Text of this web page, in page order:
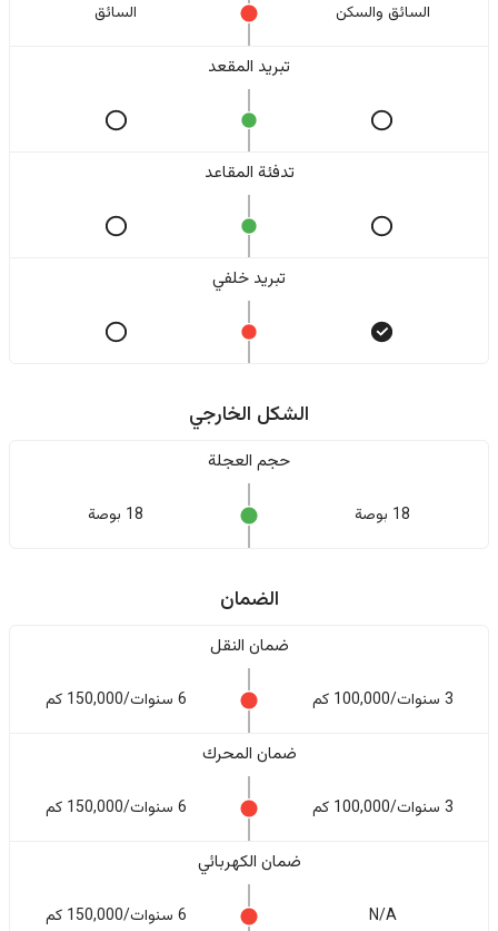
السائق والسکن السائق
تبريد المقعد
تدفئة المقاعد
تبريد خلفي
الشكل الخارجي
حجم العجلة
18 بوصة 18 بوصة
الضمان
ضمان النقل
3 سنوات/100,000 كم 6 سنوات/150,000 كم
ضمان المحرك
3 سنوات/100,000 كم 6 سنوات/150,000 كم
ضمان الكهربائي
N/A 6 سنوات/150,000 كم